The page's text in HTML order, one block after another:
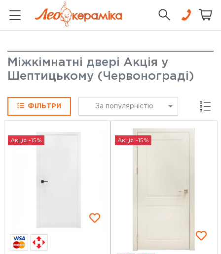
Міжкімнатні двері Акція у
Шептицькому (Червонограді)
ФІЛЬТРИ За популярністю Сітка
Акція -15% Акція -15%